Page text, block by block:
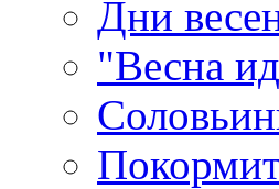
Дни
"Весна